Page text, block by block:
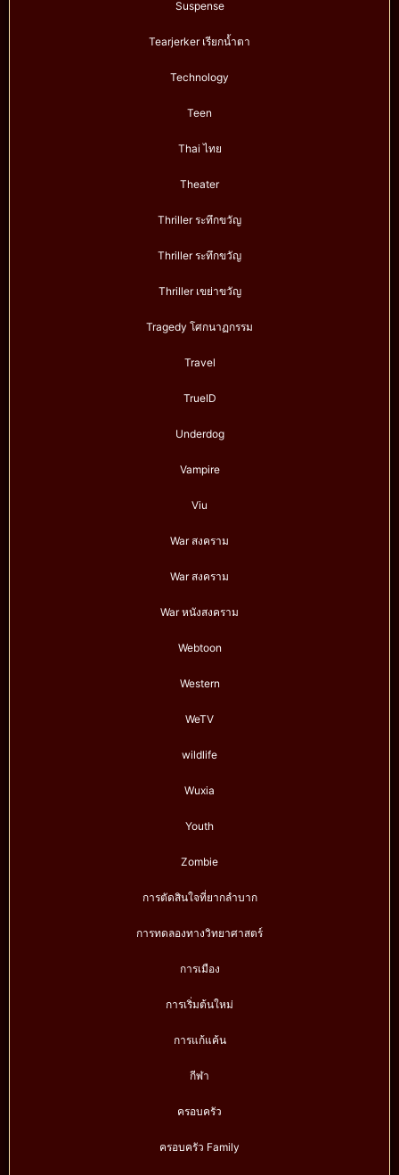
Suspense
Tearjerker เรียกน้ำตา
Technology
Teen
Thai ไทย
Theater
Thriller ระทึกขวัญ
Thriller ระทึกขวัญ
Thriller เขย่าขวัญ
Tragedy โศกนาฏกรรม
Travel
TrueID
Underdog
Vampire
Viu
War สงคราม
War สงคราม
War หนังสงคราม
Webtoon
Western
WeTV
wildlife
Wuxia
Youth
Zombie
การตัดสินใจที่ยากลำบาก
การทดลองทางวิทยาศาสตร์
การเมือง
การเริ่มต้นใหม่
การแก้แค้น
กีฬา
ครอบครัว
ครอบครัว Family